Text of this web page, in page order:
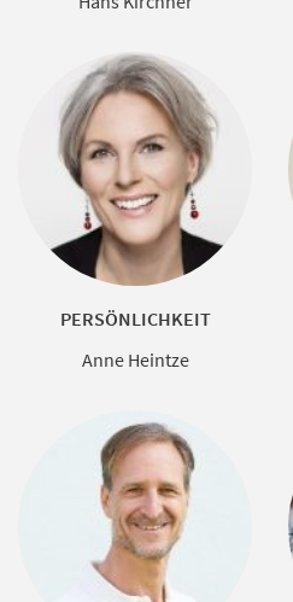
PERSÖNLICHKEIT
Anne Heintze